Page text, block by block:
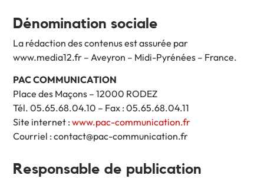
Dénomination sociale
La rédaction des contenus est assurée par
www.media12.fr – Aveyron – Midi-Pyrénées – France.
PAC COMMUNICATION
Place des Maçons – 12000 RODEZ
Tél. 05.65.68.04.10 – Fax : 05.65.68.04.11
Site internet :www.pac-communication.fr
Courriel : contact@pac-communication.fr
Responsable de publication